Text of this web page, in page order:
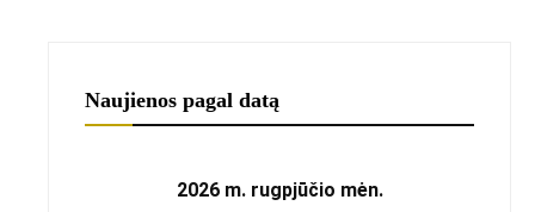
Naujienos pagal datą
2026 m. rugpjūčio mėn.